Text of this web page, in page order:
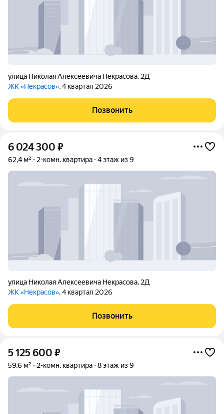
улица Николая Алексеевича Некрасова, 2Д
ЖК «Некрасов», 4 квартал 2026
Позвонить
6 024 300 ₽
62,4 м² 2-комн. квартира 4 этаж из 9
улица Николая Алексеевича Некрасова, 2Д
ЖК «Некрасов», 4 квартал 2026
Позвонить
5 125 600 ₽
59,6 м² 2-комн. квартира 8 этаж из 9